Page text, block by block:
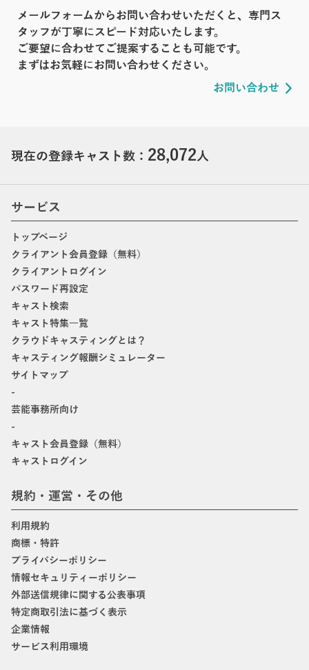
メールフォームからお問い合わせいただくと、専門ス
タッフが丁寧にスピード対応いたします。
ご要望に合わせてご提案することも可能です。
まずはお気軽にお問い合わせください。
お問い合わせ
現在の登録キャスト数： 28,072人
サービス
トップページ
クライアント会員登録（無料）
クライアントログイン
パスワード再設定
キャスト検索
キャスト特集一覧
クラウドキャスティングとは？
キャスティング報酬シミュレーター
サイトマップ
-
芸能事務所向け
-
キャスト会員登録（無料）
キャストログイン
規約・運営・その他
利用規約
商標・特許
プライバシーポリシー
情報セキュリティーポリシー
外部送信規律に関する公表事項
特定商取引法に基づく表示
企業情報
サービス利用環境